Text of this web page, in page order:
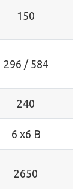
150
296 / 584
240
6 х6 В
2650